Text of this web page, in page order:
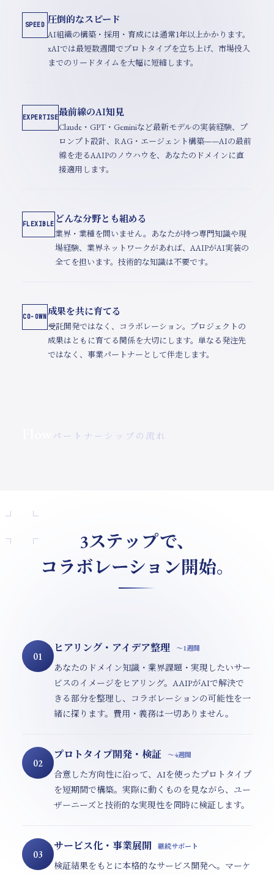
SPEED 圧倒的なスピード
AI組織の構築・採用・育成には通常1年以上かかります。
xAIでは最短数週間でプロトタイプを立ち上げ、市場投入
までのリードタイムを大幅に短縮します。
EXPERTISE最前線のAI知見
Claude・GPT・Geminiなど最新モデルの実装経験、プ
ロンプト設計、RAG・エージェント構築——AIの最前
線を走るAAIPのノウハウを、あなたのドメインに直
接適用します。
FLEXIBLE どんな分野とも組める
業界・業種を問いません。あなたが持つ専門知識や現
場経験、業界ネットワークがあれば、AAIPがAI実装の
全てを担います。技術的な知識は不要です。
CO-OWN 成果を共に育てる
受託開発ではなく、コラボレーション。プロジェクトの
成果はともに育てる関係を大切にします。単なる発注先
ではなく、事業パートナーとして伴走します。
パートナーシップの流れ
3ステップで、
コラボレーション開始。
01
ヒアリング・アイデア整理 〜1週間
あなたのドメイン知識・業界課題・実現したいサー
ビスのイメージをヒアリング。AAIPがAIで解決で
きる部分を整理し、コラボレーションの可能性を一
緒に探ります。費用・義務は一切ありません。
02
プロトタイプ開発・検証 〜4週間
合意した方向性に沿って、AIを使ったプロトタイプ
を短期間で構築。実際に動くものを見ながら、ユー
ザーニーズと技術的な実現性を同時に検証します。
03
サービス化・事業展開 継続サポート
検証結果をもとに本格的なサービス開発へ。マーケ